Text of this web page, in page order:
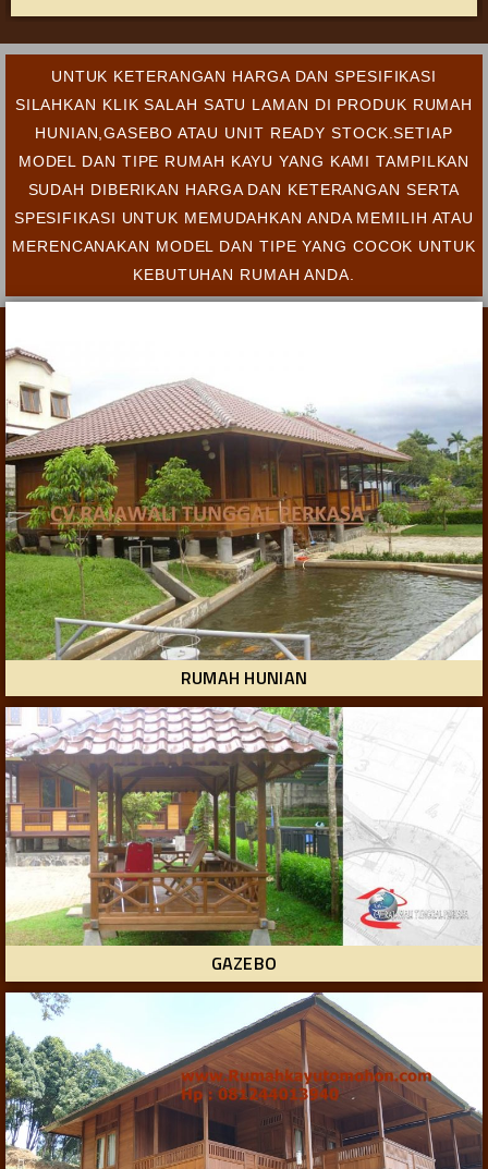
UNTUK KETERANGAN HARGA DAN SPESIFIKASI
SILAHKAN KLIK SALAH SATU LAMAN DI PRODUK RUMAH
HUNIAN,GASEBO ATAU UNIT READY STOCK.SETIAP
MODEL DAN TIPE RUMAH KAYU YANG KAMI TAMPILKAN
SUDAH DIBERIKAN HARGA DAN KETERANGAN SERTA
SPESIFIKASI UNTUK MEMUDAHKAN ANDA MEMILIH ATAU
MERENCANAKAN MODEL DAN TIPE YANG COCOK UNTUK
KEBUTUHAN RUMAH ANDA.
RUMAH HUNIAN
GAZEBO